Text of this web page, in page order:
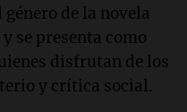
de la novela
se presenta como
disfrutan de los
y crítica social.